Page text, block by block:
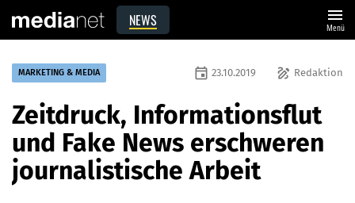
NEWS menu
Menü
MARKETING & MEDIA draw Redaktion
event 23.10.2019
Zeitdruck, Informationsflut
und Fake News erschweren
journalistische Arbeit